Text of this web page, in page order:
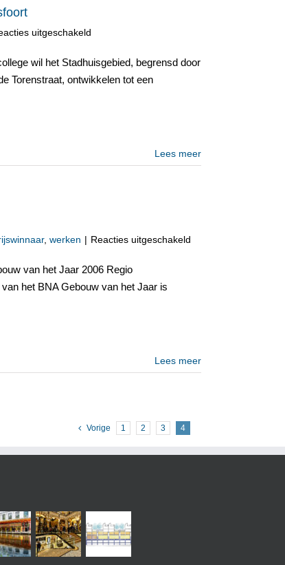
uitgeschakeld
visie
stadhuisgebied
wil het Stadhuisgebied, begrensd door
Torenstraat, ontwikkelen tot een
Lees meer
, werken | Reacties uitgeschakeld
van het Jaar 2006 Regio
het BNA Gebouw van het Jaar is
Lees meer
Vorige 1 2 3 4